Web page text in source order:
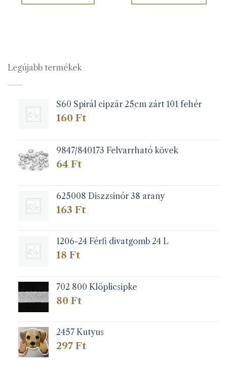
Legújabb termékek
S60 Spirál cipzár 25cm zárt 101 fehér
160 Ft
9847/840173 Felvarrható kövek
64 Ft
625008 Diszzsinór 38 arany
163 Ft
1206-24 Férfi divatgomb 24 L
18 Ft
702 800 Klöplicsipke
80 Ft
2457 Kutyus
297 Ft